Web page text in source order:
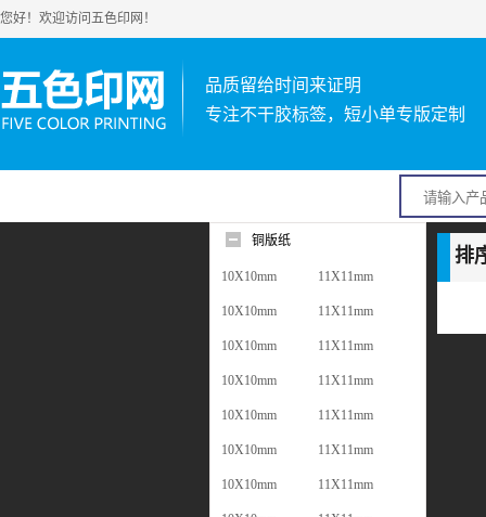
您好！欢迎访问五色印网！
品质留给时间来证明
专注不干胶标签，短小单专版定制
铜版纸
10X10mm 11X11mm
10X10mm 11X11mm
10X10mm 11X11mm
10X10mm 11X11mm
10X10mm 11X11mm
10X10mm 11X11mm
10X10mm 11X11mm
排